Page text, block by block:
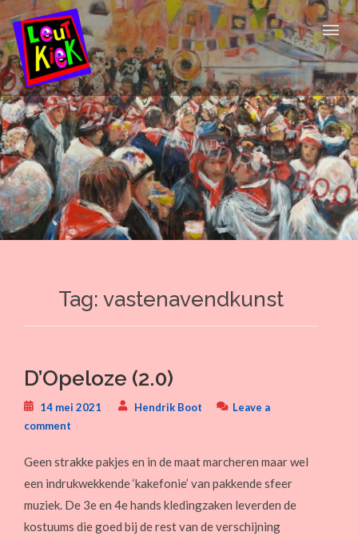
to
content
Tag: vastenavendkunst
D’Opeloze (2.0)
14 mei 2021 Hendrik Boot
Leave a
comment
Geen strakke pakjes en in de maat marcheren maar wel
een indrukwekkende ‘kakefonie’ van pakkende sfeer
muziek. De 3e en 4e hands kledingzaken leverden de
kostuums die goed bij de rest van de verschijning